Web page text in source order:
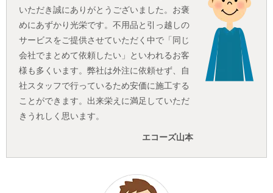
いただき誠にありがとうございました。お褒
めにあずかり光栄です。不用品と引っ越しの
サービスをご提供させていただく中で「同じ
会社でまとめて依頼したい」といわれるお客
様も多くいます。弊社は外注に依頼せず、自
社スタッフで行っているため安価に施工する
ことができます。出来栄えに満足していただ
きうれしく思います。
エコーズ山本